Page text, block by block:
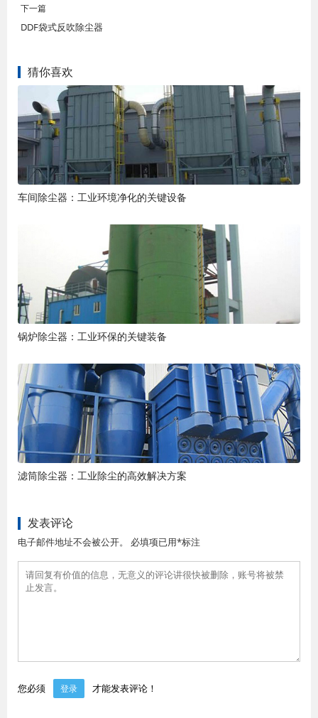
下一篇
DDF袋式反吹除尘器
猜你喜欢
车间除尘器：工业环境净化的关键设备
锅炉除尘器：工业环保的关键装备
滤筒除尘器：工业除尘的高效解决方案
发表评论
电子邮件地址不会被公开。 必填项已用*标注
您必须 登录 才能发表评论！